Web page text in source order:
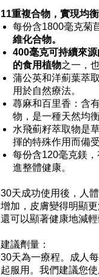
11重複合物，實現均
每份含1800毫克菊
維化合物。
400毫克可持續來
的食用植物之一，
蒲公英和洋薊葉萃
用於自然療法。
蕁麻和百里香：含
物，是一種天然均
水飛薊籽萃取物是
揮的特殊作用而備受
每份含120毫克鎂
進整體健康。
30天成功使用後，人
增加，皮膚變得明顯
還可以顯著健康地減輕
建議劑量：
30天為一療程。成人
起服用。我們建議您